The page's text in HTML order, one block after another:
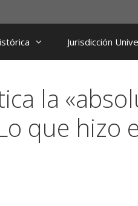
Jurisdicción
la
que hizo